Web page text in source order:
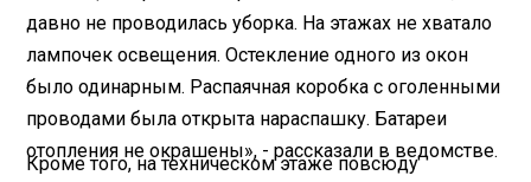
давно не проводилась уборка. На этажах не хватало
лампочек освещения. Остекление одного из окон
было одинарным. Распаячная коробка с оголенными
проводами была открыта нараспашку. Батареи
отопления не окрашены», - рассказали в ведомстве.
Кроме того, на техническом этаже повсюду